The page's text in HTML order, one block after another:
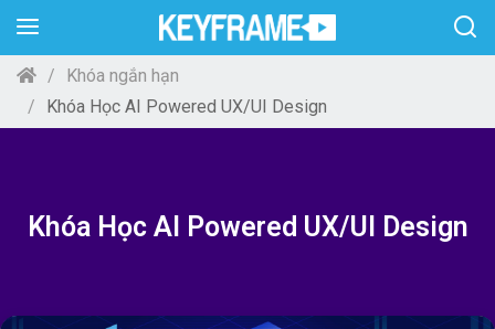
Khóa ngắn hạn
Khóa Học AI Powered UX/UI Design
Khóa Học AI Powered UX/UI Design